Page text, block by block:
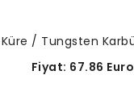
Fiyat: 67.86 Euro